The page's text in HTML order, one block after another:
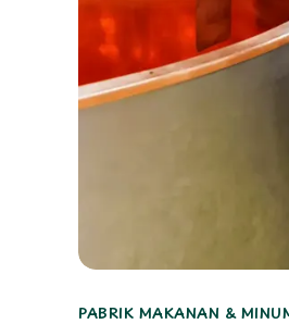
PABRIK MAKANAN &